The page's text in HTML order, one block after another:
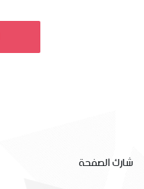
شارك الصفحة